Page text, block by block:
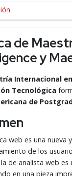
de
y
Internacional
Tecnológica
de
web es una nueva
de los
de analista web
en una pieza